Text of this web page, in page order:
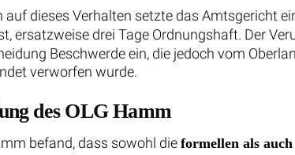
auf dieses Verhalten setzte das Amtsgericht
ersatzweise drei Tage Ordnungshaft. Der
Beschwerde ein, die jedoch vom
verworfen wurde.
des OLG Hamm
befand, dass sowohl die formellen als